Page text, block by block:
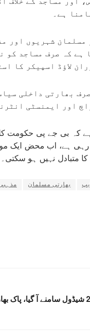
ہے۔
مسلمان شہریوں اور
ہے کہ صرف مساجد کو
لاؤڈ اسپیکر کا
بھارتی داخلی
اور ایمنسٹی
ہے کہ بی جے پی حکومت
رہی ہے، اب محض ایک
کا متبادل نہیں ہو سکتی۔
بھارتی مسلمان